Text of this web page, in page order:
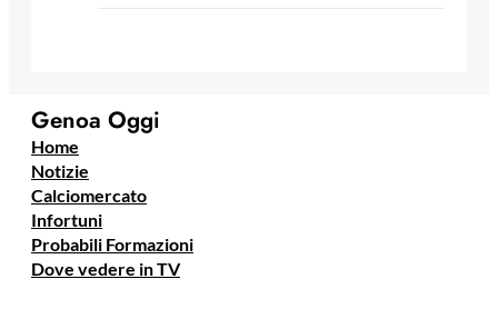
Genoa Oggi
Home
Notizie
Calciomercato
Infortuni
Probabili Formazioni
Dove vedere in TV